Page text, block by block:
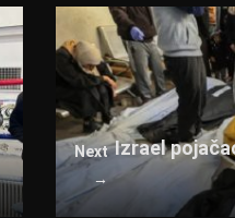
Next
→
Izrael